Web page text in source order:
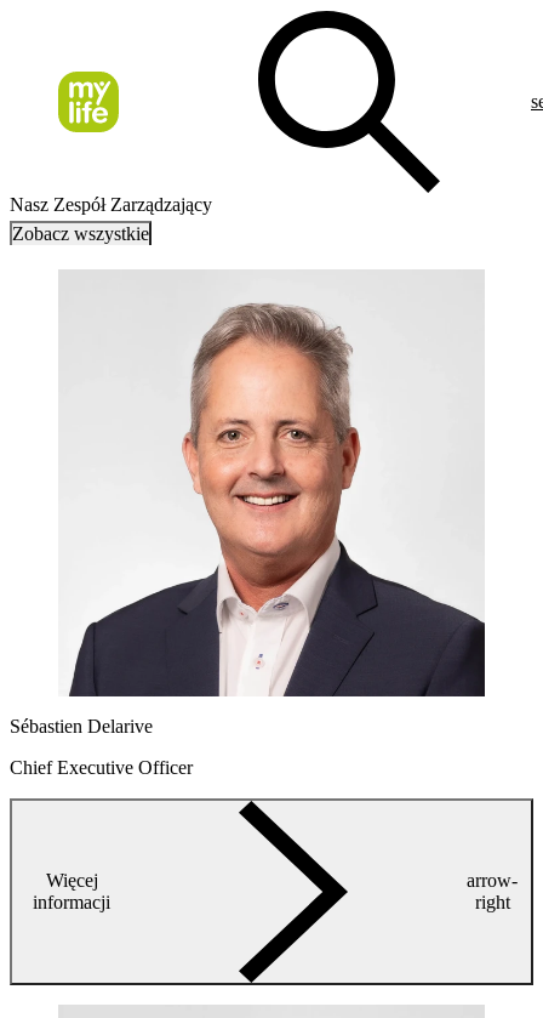
Nasz Zespół Zarządzający
Zobacz wszystkie
Sébastien Delarive
Chief Executive Officer
Więcej
informacji
arrow-
right